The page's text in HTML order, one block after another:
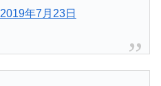
2019年7月23日